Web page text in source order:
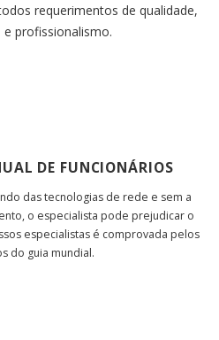
requerimentos de qualidade,
profissionalismo.
DE FUNCIONÁRIOS
das tecnologias de rede e sem a
o especialista pode prejudicar o
especialistas é comprovada pelos
do guia mundial.